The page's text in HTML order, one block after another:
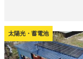
太陽光・蓄電池